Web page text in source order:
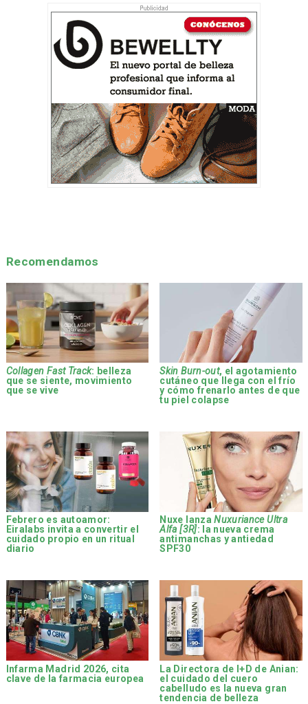
Recomendamos
Collagen Fast Track: belleza
que se siente, movimiento
que se vive
Skin Burn-out, el agotamiento
cutáneo que llega con el frío
y cómo frenarlo antes de que
tu piel colapse
Febrero es autoamor:
Eiralabs invita a convertir el
cuidado propio en un ritual
diario
Nuxe lanzaNuxuriance Ultra
Alfa [3R]: la nueva crema
antimanchas y antiedad
SPF30
Infarma Madrid 2026, cita
clave de la farmacia europea
La Directora de I+D de Anian:
el cuidado del cuero
cabelludo es la nueva gran
tendencia de belleza